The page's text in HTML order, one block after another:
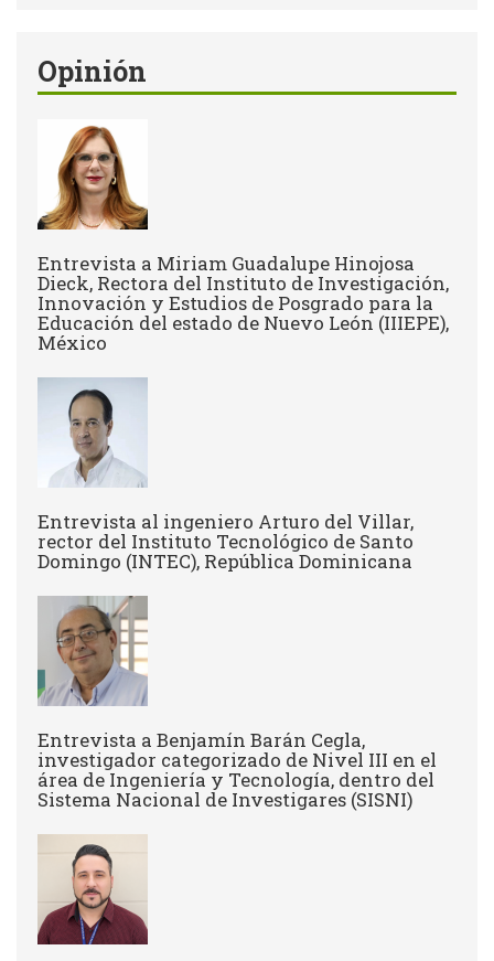
Opinión
Entrevista a Miriam Guadalupe Hinojosa
Dieck, Rectora del Instituto de Investigación,
Innovación y Estudios de Posgrado para la
Educación del estado de Nuevo León (IIIEPE),
México
Entrevista al ingeniero Arturo del Villar,
rector del Instituto Tecnológico de Santo
Domingo (INTEC), República Dominicana
Entrevista a Benjamín Barán Cegla,
investigador categorizado de Nivel III en el
área de Ingeniería y Tecnología, dentro del
Sistema Nacional de Investigares (SISNI)